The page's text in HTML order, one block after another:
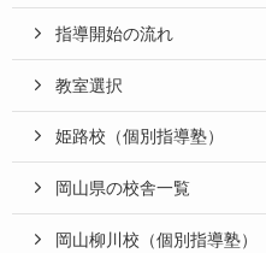
指導開始の流れ
教室選択
姫路校（個別指導塾）
岡山県の校舎一覧
岡山柳川校（個別指導塾）